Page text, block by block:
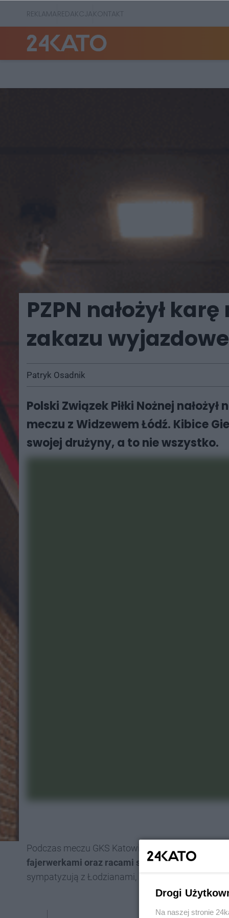
REKLAMAREDAKCJAKONTAKT
PZPN nałożył
zakazu
Patryk Osadnik
Polski Związek Piłki Nożnej
meczu z Widzewem Łódź. Kibice
swojej drużyny, a to nie wszystko.
Podczas meczu GKS Katowice - Widzew Łódź
fajerwerkami oraz racami sektor kibiców gości
sympatyzują z Łodzianami, a także wyrwali
Drogi
Na naszej stronie